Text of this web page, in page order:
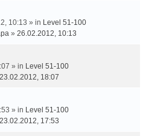
10:13 » in Level 51-100
» 26.02.2012, 10:13
» in Level 51-100
23.02.2012, 18:07
» in Level 51-100
23.02.2012, 17:53